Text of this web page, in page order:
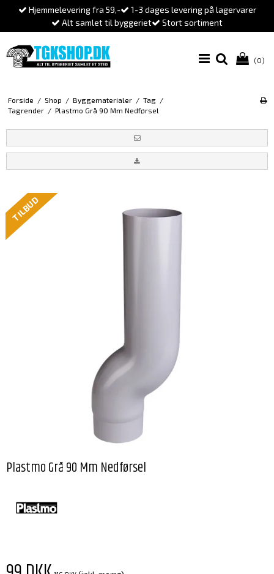
Hjemmelevering fra 59,-
1-3 dages levering på lagervarer
Alt samlet til byggeriet
Stort sortiment
(0)
Forside / Shop / Byggematerialer / Tag /
Tagrender / Plastmo Grå 90 Mm Nedførsel
TILBUD
Plastmo Grå 90 Mm Nedførsel